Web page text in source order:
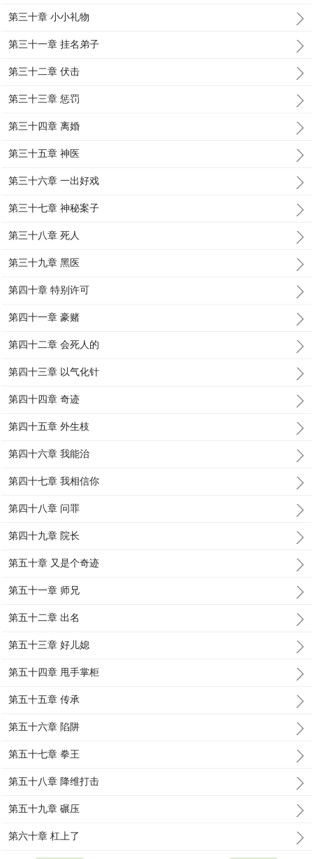
第三十章 小小礼物
第三十一章 挂名弟子
第三十二章 伏击
第三十三章 惩罚
第三十四章 离婚
第三十五章 神医
第三十六章 一出好戏
第三十七章 神秘案子
第三十八章 死人
第三十九章 黑医
第四十章 特别许可
第四十一章 豪赌
第四十二章 会死人的
第四十三章 以气化针
第四十四章 奇迹
第四十五章 外生枝
第四十六章 我能治
第四十七章 我相信你
第四十八章 问罪
第四十九章 院长
第五十章 又是个奇迹
第五十一章 师兄
第五十二章 出名
第五十三章 好儿媳
第五十四章 甩手掌柜
第五十五章 传承
第五十六章 陷阱
第五十七章 拳王
第五十八章 降维打击
第五十九章 碾压
第六十章 杠上了